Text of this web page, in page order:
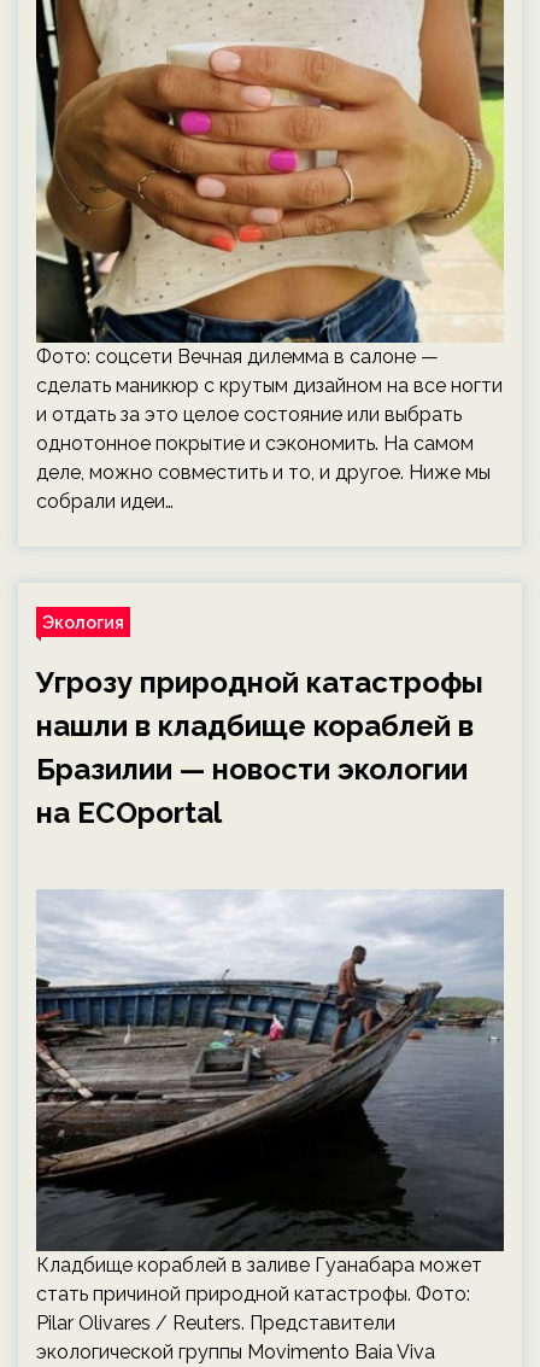
Фото: соцсети Вечная дилемма в салоне —
сделать маникюр с крутым дизайном на все ногти
и отдать за это целое состояние или выбрать
однотонное покрытие и сэкономить. На самом
деле, можно совместить и то, и другое. Ниже мы
собрали идеи…
Экология
Угрозу природной катастрофы
нашли в кладбище кораблей в
Бразилии — новости экологии
на ECOportal
Кладбище кораблей в заливе Гуанабара может
стать причиной природной катастрофы. Фото:
Pilar Olivares / Reuters. Представители
экологической группы Movimento Baia Viva